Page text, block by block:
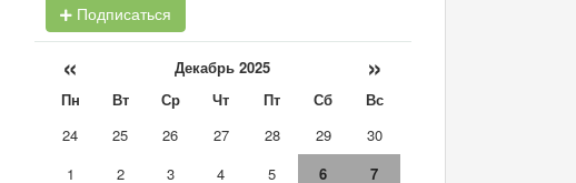
Подписаться
« Декабрь 2025 »
Пн Вт Ср Чт Пт Сб
Вс
24
25 26 27 28 29
30
1
2 3 4 5 6
7